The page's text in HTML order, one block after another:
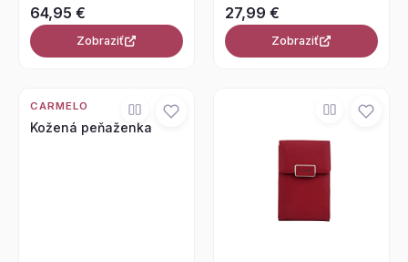
64,95 €
Zobraziť
27,99 €
Zobraziť
CARMELO
Kožená peňaženka